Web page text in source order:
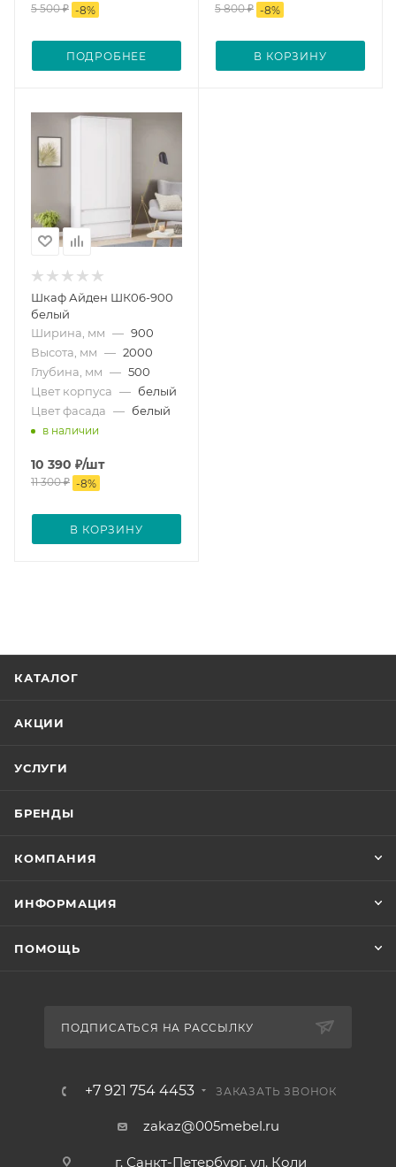
5 500₽ -8%
ПОДРОБНЕЕ
5 800₽ -8%
В КОРЗИНУ
Шкаф Айден ШК06-900
белый
Ширина, мм — 900
Высота, мм — 2000
Глубина, мм — 500
Цвет корпуса — белый
Цвет фасада — белый
в наличии
10 390 ₽/шт
11 300₽ -8%
В КОРЗИНУ
КАТАЛОГ
АКЦИИ
УСЛУГИ
БРЕНДЫ
КОМПАНИЯ
ИНФОРМАЦИЯ
ПОМОЩЬ
ПОДПИСАТЬСЯ НА РАССЫЛКУ
+7 921 754 4453 ЗАКАЗАТЬ ЗВОНОК
zakaz@005mebel.ru
г. Санкт-Петербург, ул. Коли